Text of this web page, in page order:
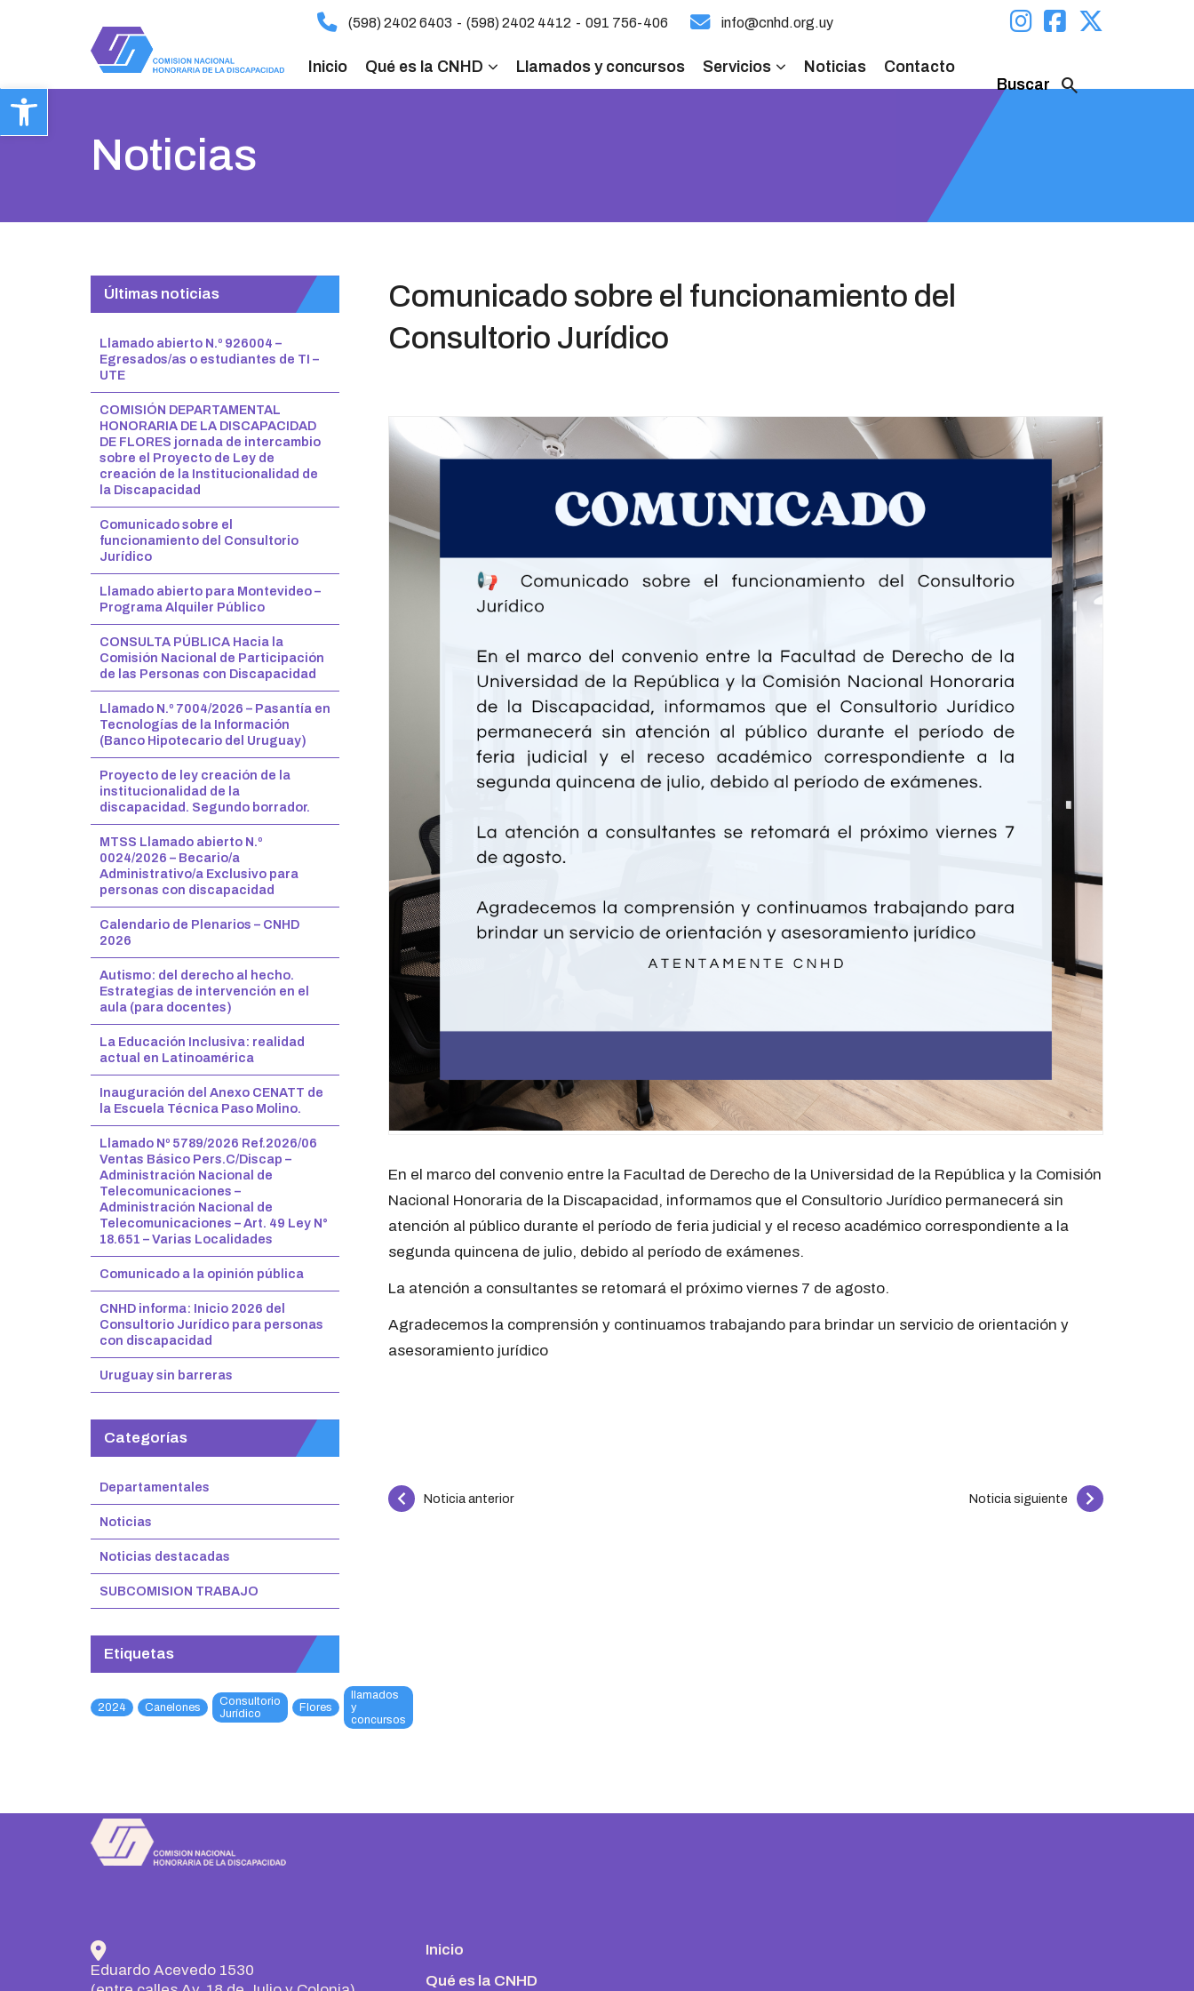
Abrir barra de herramientas
Inicio Qué es la CNHD Llamados y concursos Servicios Noticias
Contacto
Buscar search
(598) 2402 6403 - (598) 2402 4412 - 091 756-406 info@cnhd.org.uy
Noticias
Comunicado sobre el funcionamiento del
Consultorio Jurídico
En el marco del convenio entre la Facultad de Derecho de la Universidad de la República y la Comisión
Nacional Honoraria de la Discapacidad, informamos que el Consultorio Jurídico permanecerá sin
atención al público durante el período de feria judicial y el receso académico correspondiente a la
segunda quincena de julio, debido al período de exámenes.
La atención a consultantes se retomará el próximo viernes 7 de agosto.
Agradecemos la comprensión y continuamos trabajando para brindar un servicio de orientación y
asesoramiento jurídico
Continue
Noticia anterior Noticia siguiente
Últimas noticias
Llamado abierto N.º 926004 –
Egresados/as o estudiantes de TI –
UTE
COMISIÓN DEPARTAMENTAL
HONORARIA DE LA DISCAPACIDAD
DE FLORES jornada de intercambio
sobre el Proyecto de Ley de
creación de la Institucionalidad de
la Discapacidad
Comunicado sobre el
funcionamiento del Consultorio
Jurídico
Llamado abierto para Montevideo –
Programa Alquiler Público
CONSULTA PÚBLICA Hacia la
Comisión Nacional de Participación
de las Personas con Discapacidad
Llamado N.º 7004/2026 – Pasantía en
Tecnologías de la Información
(Banco Hipotecario del Uruguay)
Proyecto de ley creación de la
institucionalidad de la
discapacidad. Segundo borrador.
MTSS Llamado abierto N.º
0024/2026 – Becario/a
Administrativo/a Exclusivo para
personas con discapacidad
Calendario de Plenarios – CNHD
2026
Autismo: del derecho al hecho.
Estrategias de intervención en el
aula (para docentes)
La Educación Inclusiva: realidad
actual en Latinoamérica
Inauguración del Anexo CENATT de
la Escuela Técnica Paso Molino.
Llamado Nº 5789/2026 Ref.2026/06
Ventas Básico Pers.C/Discap –
Administración Nacional de
Telecomunicaciones –
Administración Nacional de
Telecomunicaciones – Art. 49 Ley N°
18.651 – Varias Localidades
Comunicado a la opinión pública
CNHD informa: Inicio 2026 del
Consultorio Jurídico para personas
con discapacidad
Uruguay sin barreras
Categorías
Departamentales
Noticias
Noticias destacadas
SUBCOMISION TRABAJO
Etiquetas
2024 Canelones
Consultorio
Jurídico
Flores
llamados
y
concursos
Eduardo Acevedo 1530
Inicio
Qué es la CNHD